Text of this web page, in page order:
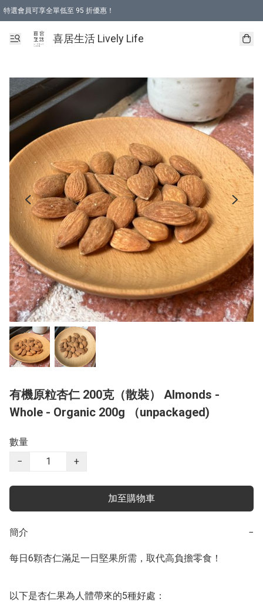
特選會員可享全單低至 95 折優惠！
購物折後滿$600免運費優惠 (減價貨品除外）
購物折後滿$320 即可免費於「順豐站」或「順豐智能櫃」自提點取貨 （冷凍食品
喜居生活 Lively Life
有機原粒杏仁 200克（散裝） Almonds -
Whole - Organic 200g （unpackaged)
數量
−
+
加至購物車
簡介 −
每日6顆杏仁滿足一日堅果所需，取代高負擔零食！
以下是杏仁果為人體帶來的5種好處：